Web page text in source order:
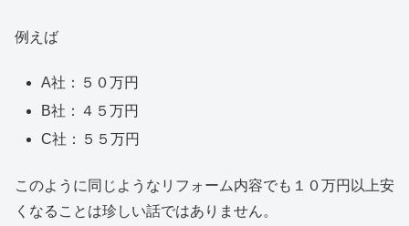
例えば
A社：５０万円
B社：４５万円
C社：５５万円
このように同じようなリフォーム内容でも１０万円以上安
くなることは珍しい話ではありません。